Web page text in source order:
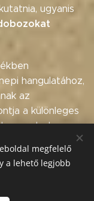
ugyanis
hangulatához,
az
a különleges
maradnak a
előtt kérdései
keressen minket
megfelelő
a lehető legjobb